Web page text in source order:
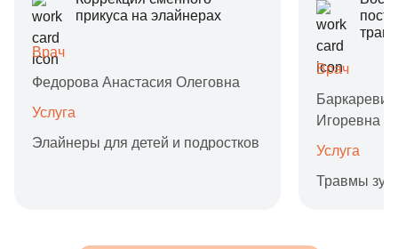
прикуса на элайнерах
Врач
Федорова Анастасия Олеговна
Услуга
Элайнеры для детей и подростков
Врач
Игоревна
Услуга
Травмы